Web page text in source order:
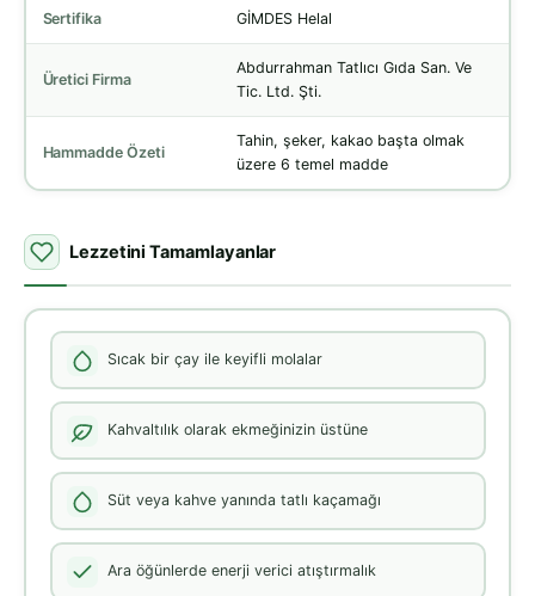
Sertifika GİMDES Helal
Üretici Firma
Abdurrahman Tatlıcı Gıda San. Ve
Tic. Ltd. Şti.
Hammadde Özeti
Tahin, şeker, kakao başta olmak
üzere 6 temel madde
Lezzetini Tamamlayanlar
Sıcak bir çay ile keyifli molalar
Kahvaltılık olarak ekmeğinizin üstüne
Süt veya kahve yanında tatlı kaçamağı
Ara öğünlerde enerji verici atıştırmalık